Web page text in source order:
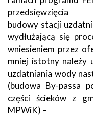
przedsięwzięcia
budowy stacji
wydłużającą się
wniesieniem przez
mniej istotny należy
uzdatniania wody
(budowa By-passa
części ścieków z
MPWiK) –